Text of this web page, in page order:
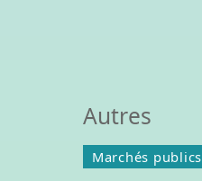
Autres
Marchés publics